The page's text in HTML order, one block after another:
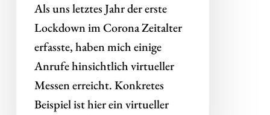
Als uns letztes Jahr der erste
Lockdown im Corona Zeitalter
erfasste, haben mich einige
Anrufe hinsichtlich virtueller
Messen erreicht. Konkretes
Beispiel ist hier ein virtueller